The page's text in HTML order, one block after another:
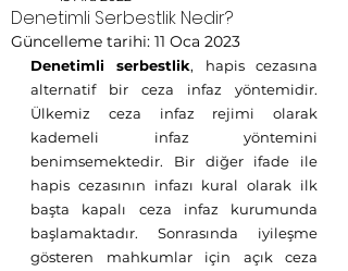
Denetimli Serbestlik Nedir?
Güncelleme tarihi: 11 Oca 2023
Denetimli serbestlik, hapis cezasına
alternatif bir ceza infaz yöntemidir.
Ülkemiz ceza infaz rejimi olarak
kademeli infaz yöntemini
benimsemektedir. Bir diğer ifade ile
hapis cezasının infazı kural olarak ilk
başta kapalı ceza infaz kurumunda
başlamaktadır. Sonrasında iyileşme
gösteren mahkumlar için açık ceza